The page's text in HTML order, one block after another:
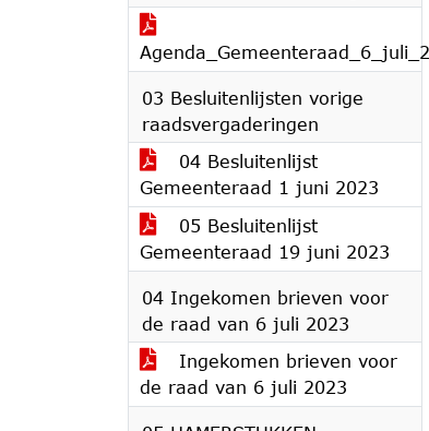
03 Besluitenlijsten vorige
raadsvergaderingen
04 Besluitenlijst
Gemeenteraad 1 juni 2023
05 Besluitenlijst
Gemeenteraad 19 juni 2023
04 Ingekomen brieven voor
de raad van 6 juli 2023
Ingekomen brieven voor
de raad van 6 juli 2023